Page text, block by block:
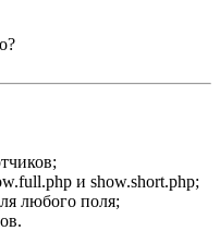
и show.short.php;
любого поля;